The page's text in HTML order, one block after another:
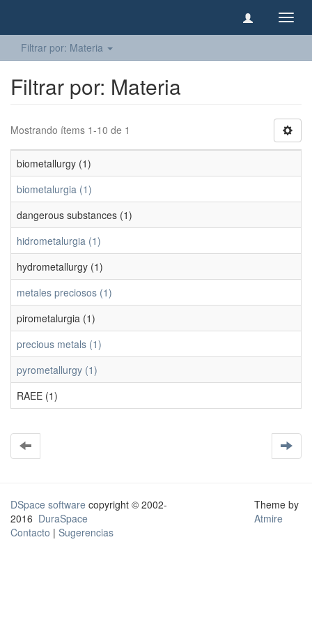
Filtrar por: Materia
Filtrar por: Materia
Mostrando ítems 1-10 de 1
biometallurgy (1)
biometalurgia (1)
dangerous substances (1)
hidrometalurgia (1)
hydrometallurgy (1)
metales preciosos (1)
pirometalurgia (1)
precious metals (1)
pyrometallurgy (1)
RAEE (1)
DSpace software copyright © 2002-
2016 DuraSpace
Contacto | Sugerencias
Theme by
Atmire